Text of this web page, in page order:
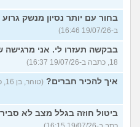
בחור עם יותר נסיון מנשק גרוע
ב-19/07/26 16:46)
בבקשה תעזרו לי. אני
18, כתבה ב-19/07/26 16:37)
איך להכיר חברים? (טוהר, בן 16, כתב ב-19/07/26 16:26)
ביטול חוזה בגלל מצב לא